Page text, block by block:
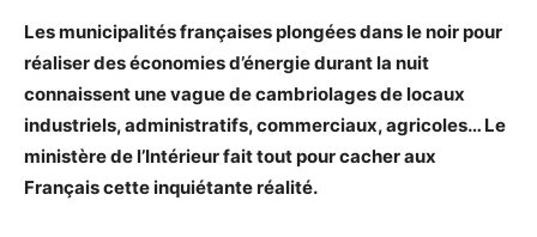
Les municipalités françaises plongées dans le noir pour
réaliser des économies d’énergie durant la nuit
connaissent une vague de cambriolages de locaux
industriels, administratifs, com­mer­ciaux, agricoles… Le
ministère de l’Intérieur fait tout pour cacher aux
Français cette inquiétante réalité.